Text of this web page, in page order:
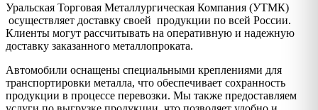
Уральская Торговая Металлургическая Компания (УТМК)
осуществляет доставку своей продукции по всей России.
Клиенты могут рассчитывать на оперативную и надежную
доставку заказанного металлопроката.
Автомобили оснащены специальными креплениями для
транспортировки металла, что обеспечивает сохранность
продукции в процессе перевозки. Мы также предоставляем